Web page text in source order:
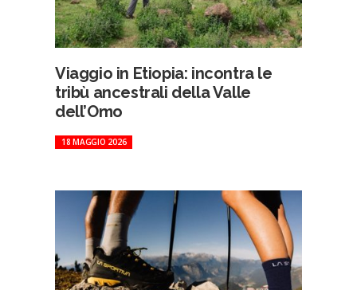
Viaggio in Etiopia: incontra le
tribù ancestrali della Valle
dell’Omo
18 MAGGIO 2026